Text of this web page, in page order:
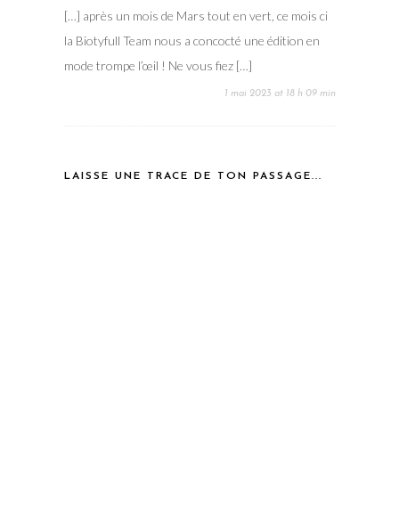
[…] après un mois de Mars tout en vert, ce mois ci
la Biotyfull Team nous a concocté une édition en
mode trompe l’œil ! Ne vous fiez […]
1 mai 2023 at 18 h 09 min
LAISSE UNE TRACE DE TON PASSAGE...